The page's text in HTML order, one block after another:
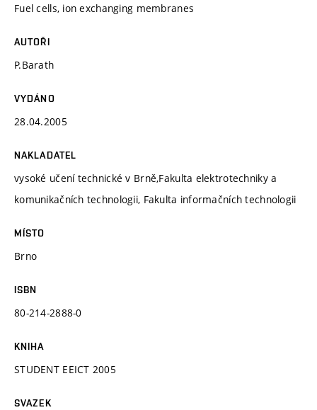
Fuel cells, ion exchanging membranes
AUTOŘI
P.Barath
VYDÁNO
28.04.2005
NAKLADATEL
vysoké učení technické v Brně,Fakulta elektrotechniky a
komunikačních technologii, Fakulta informačních technologii
MÍSTO
Brno
ISBN
80-214-2888-0
KNIHA
STUDENT EEICT 2005
SVAZEK